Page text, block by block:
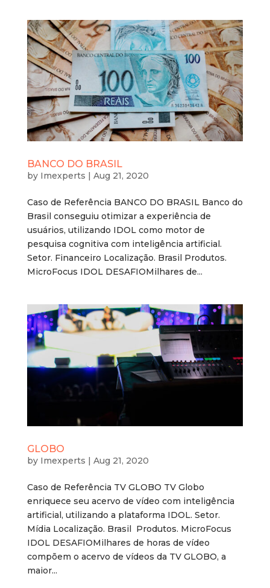
BANCO DO BRASIL
by Imexperts Aug 21, 2020
Caso de Referência BANCO DO BRASIL Banco do
Brasil conseguiu otimizar a experiência de
usuários, utilizando IDOL como motor de
pesquisa cognitiva com inteligência artificial.
Setor. Financeiro Localização. Brasil Produtos.
MicroFocus IDOL DESAFIOMilhares de...
GLOBO
by Imexperts | Aug 21, 2020
Caso de Referência TV GLOBO TV Globo
enriquece seu acervo de vídeo com inteligência
artificial, utilizando a plataforma IDOL. Setor.
Mídia Localização. Brasil Produtos. MicroFocus
IDOL DESAFIOMilhares de horas de vídeo
compõem o acervo de vídeos da TV GLOBO, a
maior...